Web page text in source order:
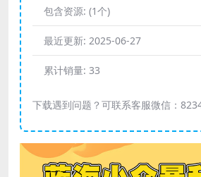
包含资源: (1个)
最近更新: 2025-06-27
累计销量: 33
下载遇到问题？可联系客服微信：